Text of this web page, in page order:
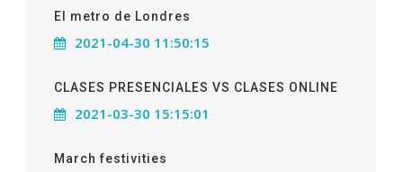
El metro de Londres
2021-04-30 11:50:15
CLASES PRESENCIALES VS CLASES ONLINE
2021-03-30 15:15:01
March festivities